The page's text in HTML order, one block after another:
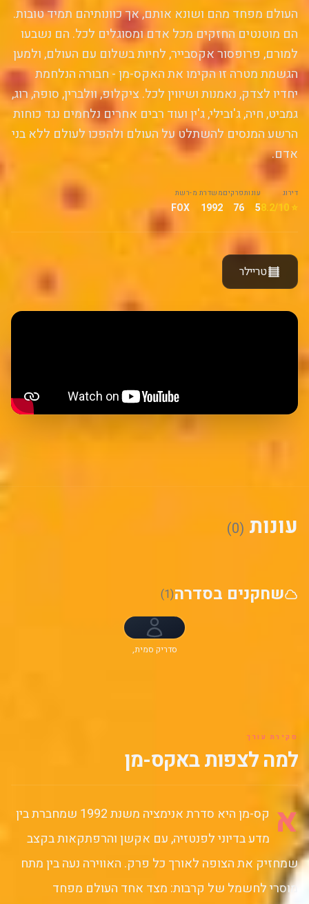
העולם מפחד מהם ושונא אותם, אך כוונותיהם תמיד טובות.
הם מוטנטים החזקים מכל אדם ומסוגלים לכל. הם נשבעו
למורם, פרופסור אקסבייר, לחיות בשלום עם העולם, ולמען
הגשמת מטרה זו הקימו את האקס-מן - חבורה הנלחמת
יחדיו לצדק, נאמנות ושיווין לכל. ציקלופ, וולברין, סופה, רוג,
גמביט, חיה, ג'ובילי, ג'ין ועוד רבים אחרים נלחמים נגד כוחות
הרשע המנסים להשתלט על העולם ולהפכו לעולם ללא בני
אדם.
דירוג
⭐ 8.2/10
עונות
5
פרקים
76
משדרת מ-
1992
רשת
FOX
טריילר
עונות (0)
שחקנים בסדרה(1)
סדריק סמית,
סקירת עורך
למה לצפות באקס-מן
א
קס-מן היא סדרת אנימציה משנת 1992 שמחברת בין
מדע בדיוני לפנטזיה, עם אקשן והרפתקאות בקצב
שמחזיק את הצופה לאורך כל פרק. האווירה נעה בין מתח
מוסרי לחשמל של קרבות: מצד אחד העולם מפחד